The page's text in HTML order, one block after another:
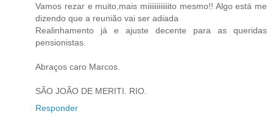
Vamos rezar e muito,mais miiiiiiiiiiiito mesmo!! Algo está me
dizendo que a reunião vai ser adiada
Realinhamento já e ajuste decente para as queridas
pensionistas.
Abraços caro Marcos.
SÃO JOÃO DE MERITI. RIO.
Responder